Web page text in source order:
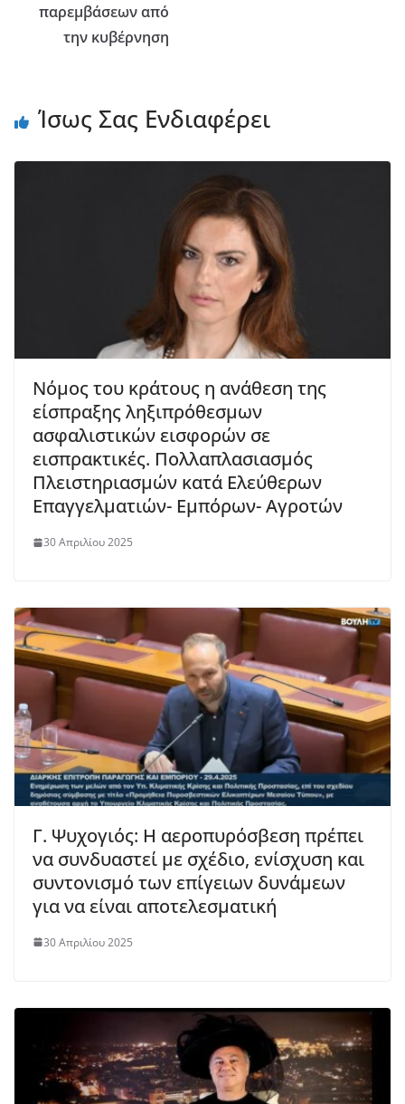
παρεμβάσεων από
την κυβέρνηση
Ίσως Σας Ενδιαφέρει
Νόμος του κράτους η ανάθεση της
είσπραξης ληξιπρόθεσμων
ασφαλιστικών εισφορών σε
εισπρακτικές. Πολλαπλασιασμός
Πλειστηριασμών κατά Ελεύθερων
Επαγγελματιών- Εμπόρων- Αγροτών
30 Απριλίου 2025
Γ. Ψυχογιός: Η αεροπυρόσβεση πρέπει
να συνδυαστεί με σχέδιο, ενίσχυση και
συντονισμό των επίγειων δυνάμεων
για να είναι αποτελεσματική
30 Απριλίου 2025